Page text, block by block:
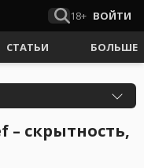
18+ ВОЙТИ
СТАТЬИ БОЛЬШЕ
скрытность,